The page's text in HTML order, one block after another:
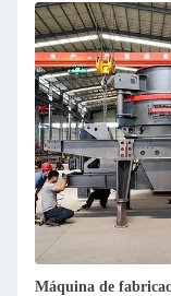
Máquina de